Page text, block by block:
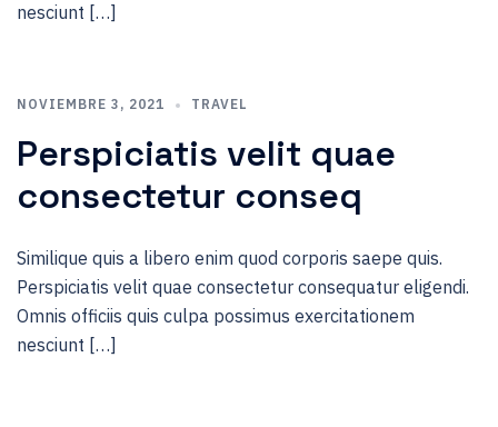
nesciunt […]
NOVIEMBRE 3, 2021 TRAVEL
Perspiciatis velit quae
consectetur conseq
Similique quis a libero enim quod corporis saepe quis.
Perspiciatis velit quae consectetur consequatur eligendi.
Omnis officiis quis culpa possimus exercitationem
nesciunt […]